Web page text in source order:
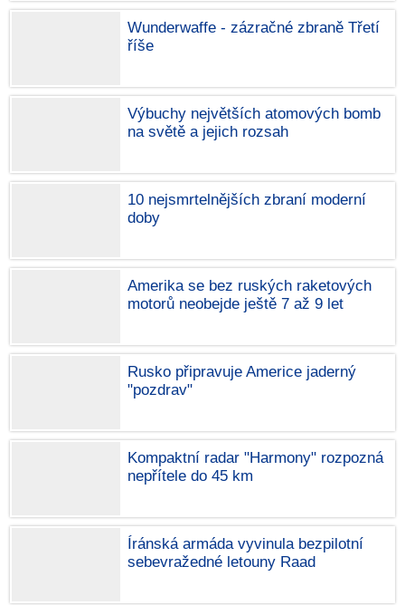
Wunderwaffe - zázračné zbraně Třetí
říše
Výbuchy největších atomových bomb
na světě a jejich rozsah
10 nejsmrtelnějších zbraní moderní
doby
Amerika se bez ruských raketových
motorů neobejde ještě 7 až 9 let
Rusko připravuje Americe jaderný
"pozdrav"
Kompaktní radar "Harmony" rozpozná
nepřítele do 45 km
Íránská armáda vyvinula bezpilotní
sebevražedné letouny Raad